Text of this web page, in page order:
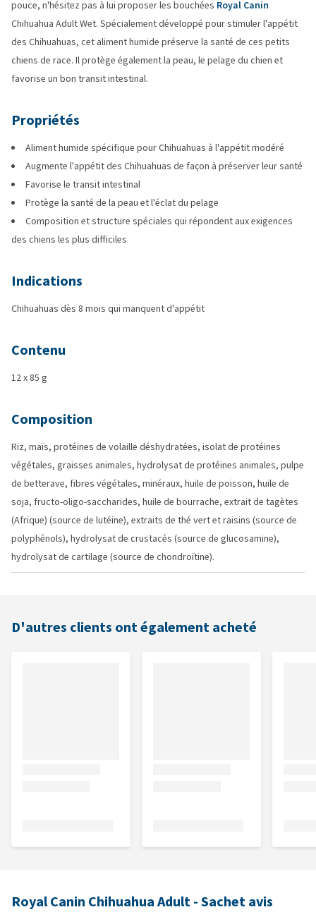
pouce, n'hésitez pas à lui proposer les bouchées Royal Canin
Chihuahua Adult Wet. Spécialement développé pour stimuler l'appétit
des Chihuahuas, cet aliment humide préserve la santé de ces petits
chiens de race. Il protège également la peau, le pelage du chien et
favorise un bon transit intestinal.
Propriétés
Aliment humide spécifique pour Chihuahuas à l'appétit modéré
Augmente l'appétit des Chihuahuas de façon à préserver leur santé
Favorise le transit intestinal
Protège la santé de la peau et l'éclat du pelage
Composition et structure spéciales qui répondent aux exigences
des chiens les plus difficiles
Indications
Chihuahuas dès 8 mois qui manquent d'appétit
Contenu
12 x 85 g
Composition
Riz, maïs, protéines de volaille déshydratées, isolat de protéines
végétales, graisses animales, hydrolysat de protéines animales, pulpe
de betterave, fibres végétales, minéraux, huile de poisson, huile de
soja, fructo-oligo-saccharides, huile de bourrache, extrait de tagètes
(Afrique) (source de lutéine), extraits de thé vert et raisins (source de
polyphénols), hydrolysat de crustacés (source de glucosamine),
hydrolysat de cartilage (source de chondroïtine).
D'autres clients ont également acheté
Royal Canin Chihuahua Adult - Sachet avis